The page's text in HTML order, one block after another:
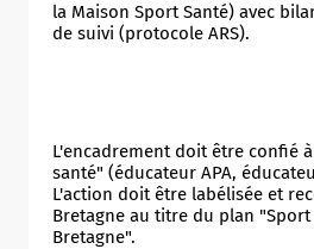
la Maison Sport Santé) avec
de suivi (protocole ARS).
L'encadrement doit être confié
santé" (éducateur APA,
L'action doit être labélisée et
Bretagne au titre du plan "Sport
Bretagne".